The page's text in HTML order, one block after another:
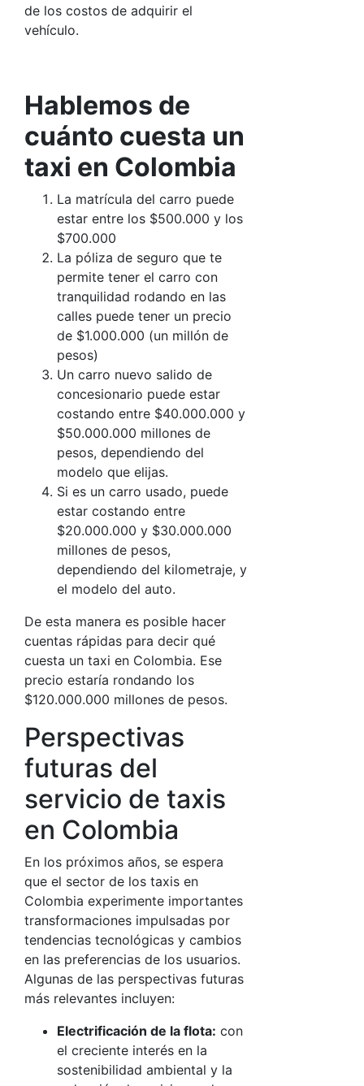
de los costos de adquirir el
vehículo.
Hablemos de
cuánto cuesta un
taxi en Colombia
La matrícula del carro puede
estar entre los $500.000 y los
$700.000
La póliza de seguro que te
permite tener el carro con
tranquilidad rodando en las
calles puede tener un precio
de $1.000.000 (un millón de
pesos)
Un carro nuevo salido de
concesionario puede estar
costando entre $40.000.000 y
$50.000.000 millones de
pesos, dependiendo del
modelo que elijas.
Si es un carro usado, puede
estar costando entre
$20.000.000 y $30.000.000
millones de pesos,
dependiendo del kilometraje, y
el modelo del auto.
De esta manera es posible hacer
cuentas rápidas para decir qué
cuesta un taxi en Colombia. Ese
precio estaría rondando los
$120.000.000 millones de pesos.
Perspectivas
futuras del
servicio de taxis
en Colombia
En los próximos años, se espera
que el sector de los taxis en
Colombia experimente importantes
transformaciones impulsadas por
tendencias tecnológicas y cambios
en las preferencias de los usuarios.
Algunas de las perspectivas futuras
más relevantes incluyen:
Electrificación de la flota: con
el creciente interés en la
sostenibilidad ambiental y la